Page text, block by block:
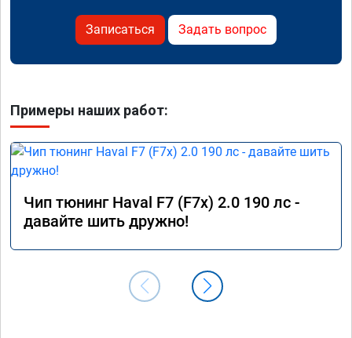
Записаться Задать вопрос
Примеры наших работ:
Чип тюнинг Haval F7 (F7x) 2.0 190 лс -
давайте шить дружно!